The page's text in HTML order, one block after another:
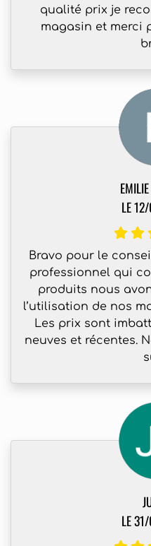
qualité prix je
magasin et merci
LE
Bravo pour le
professionnel qui
produits nous
l’utilisation de nos
Les prix sont
neuves et récentes.
LE